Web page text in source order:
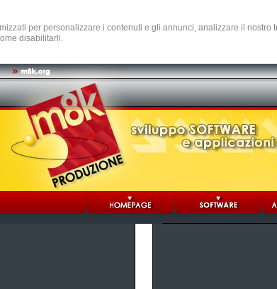
per personalizzare i contenuti e gli annunci, analizzare il nostro
disabilitarli.